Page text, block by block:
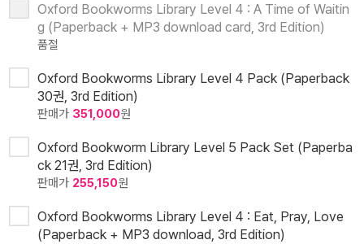
Oxford Bookworms Library Level 4 : A Time of Waitin
g (Paperback + MP3 download card, 3rd Edition)
품절
Oxford Bookworms Library Level 4 Pack (Paperback
30권, 3rd Edition)
판매가 351,000원
Oxford Bookworm Library Level 5 Pack Set (Paperba
ck 21권, 3rd Edition)
판매가 255,150원
Oxford Bookworms Library Level 4 : Eat, Pray, Love
(Paperback + MP3 download, 3rd Edition)